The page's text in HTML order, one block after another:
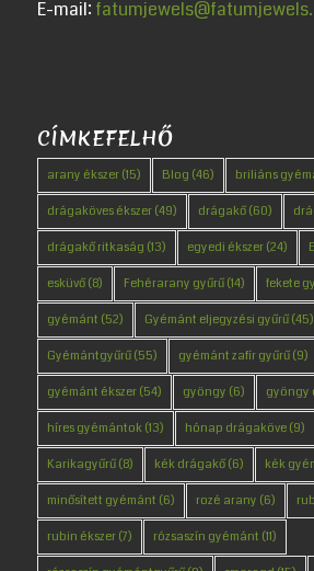
E-mail:
CÍMKEFELHŐ
arany ékszer(15) Blog (46) briliáns
drágaköves ékszer(49) drágakő(60)
drágakő ritkaság (13) egyedi ékszer(24)
esküvő(8) Fehérarany gyűrű(14) fekete
gyémánt (52) Gyémánt eljegyzési gyűrű(45)
Gyémántgyűrű(55) gyémánt zafír gyűrű(9)
gyémánt ékszer(54) gyöngy (6) gyöngy
híres gyémántok(13) hónap drágaköve(9)
Karikagyűrű(8) kék drágakő(6) kék
minősített gyémánt (6) rozé arany (6)
rubin ékszer(7) rózsaszín gyémánt (11)